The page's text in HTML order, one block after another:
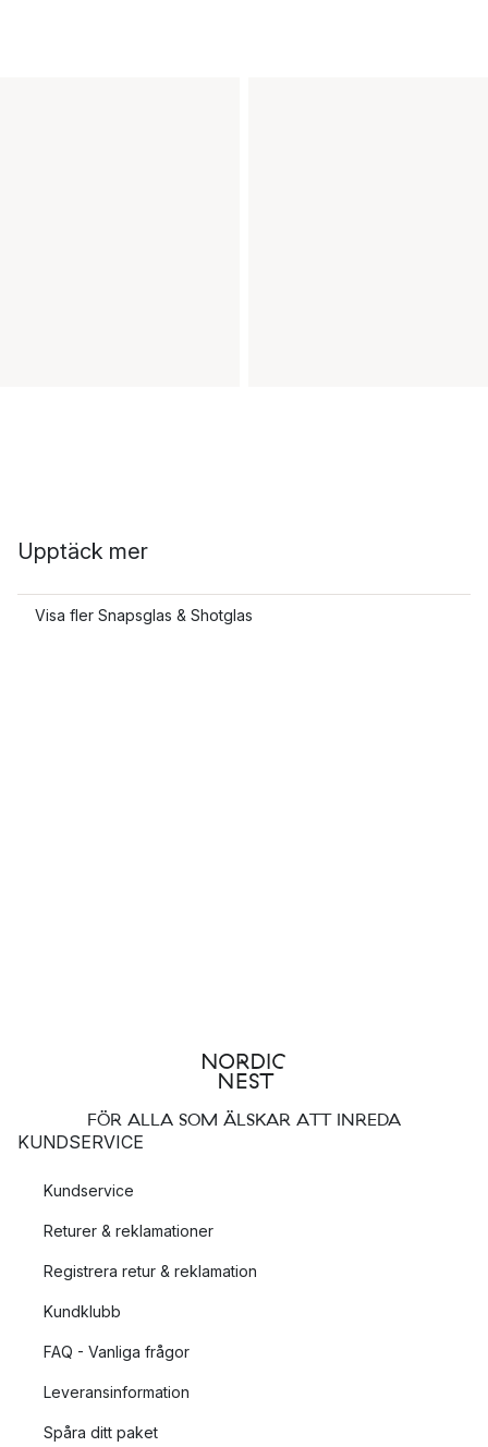
Upptäck mer
Visa fler Snapsglas & Shotglas
FÖR ALLA SOM ÄLSKAR ATT INREDA
KUNDSERVICE
Kundservice
Returer & reklamationer
Registrera retur & reklamation
Kundklubb
FAQ - Vanliga frågor
Leveransinformation
Spåra ditt paket